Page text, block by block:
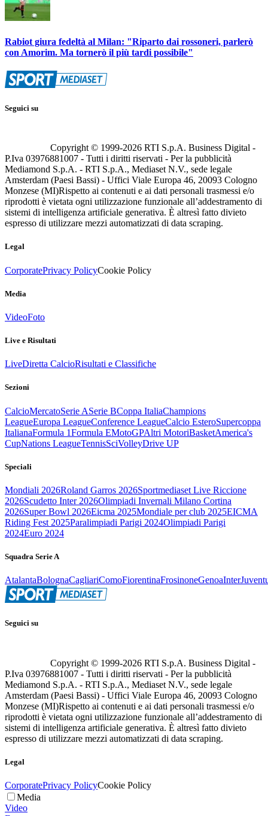
Rabiot giura fedeltà al Milan: "Riparto dai rossoneri, parlerò
con Amorim. Ma tornerò il più tardi possibile"
Seguici su
Copyright © 1999-2026 RTI S.p.A. Business Digital -
P.Iva 03976881007 - Tutti i diritti riservati - Per la pubblicità
Mediamond S.p.A. - RTI S.p.A., Mediaset N.V., sede legale
Amsterdam (Paesi Bassi) - Uffici Viale Europa 46, 20093 Cologno
Monzese (MI)Rispetto ai contenuti e ai dati personali trasmessi e/o
riprodotti è vietata ogni utilizzazione funzionale all’addestramento di
sistemi di intelligenza artificiale generativa. È altresì fatto divieto
espresso di utilizzare mezzi automatizzati di data scraping.
Legal
CorporatePrivacy PolicyCookie Policy
Media
VideoFoto
Live e Risultati
LiveDiretta CalcioRisultati e Classifiche
Sezioni
CalcioMercatoSerie ASerie BCoppa ItaliaChampions
LeagueEuropa LeagueConference LeagueCalcio EsteroSupercoppa
ItalianaFormula 1Formula EMotoGPAltri MotoriBasketAmerica's
CupNations LeagueTennisSciVolleyDrive UP
Speciali
Mondiali 2026Roland Garros 2026Sportmediaset Live Riccione
2026Scudetto Inter 2026Olimpiadi Invernali Milano Cortina
2026Super Bowl 2026Eicma 2025Mondiale per club 2025EICMA
Riding Fest 2025Paralimpiadi Parigi 2024Olimpiadi Parigi
2024Euro 2024
Squadra Serie A
AtalantaBolognaCagliariComoFiorentinaFrosinoneGenoaInter
Seguici su
Copyright © 1999-2026 RTI S.p.A. Business Digital -
P.Iva 03976881007 - Tutti i diritti riservati - Per la pubblicità
Mediamond S.p.A. - RTI S.p.A., Mediaset N.V., sede legale
Amsterdam (Paesi Bassi) - Uffici Viale Europa 46, 20093 Cologno
Monzese (MI)Rispetto ai contenuti e ai dati personali trasmessi e/o
riprodotti è vietata ogni utilizzazione funzionale all’addestramento di
sistemi di intelligenza artificiale generativa. È altresì fatto divieto
espresso di utilizzare mezzi automatizzati di data scraping.
Legal
CorporatePrivacy PolicyCookie Policy
Media
Video